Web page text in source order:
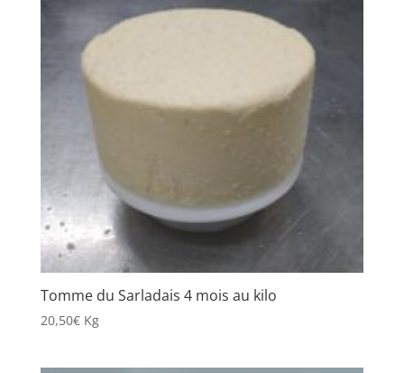
Tomme du Sarladais 4 mois au kilo
20,50€ Kg